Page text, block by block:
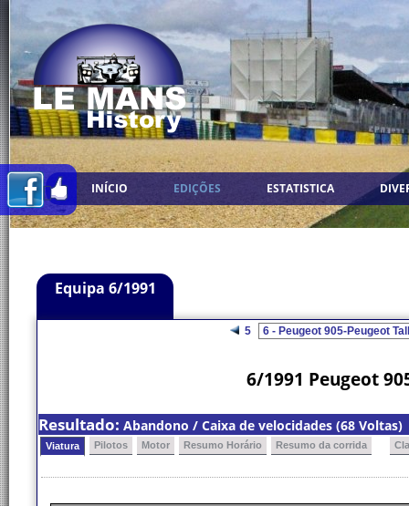
INÍCIO EDIÇÕES ESTATISTICA
Equipa 6/1991
5
6/1991 Peugeot
Resultado: Abandono / Caixa de velocidades (68 Voltas)
Viatura Pilotos Motor Resumo Horário Resumo da corrida